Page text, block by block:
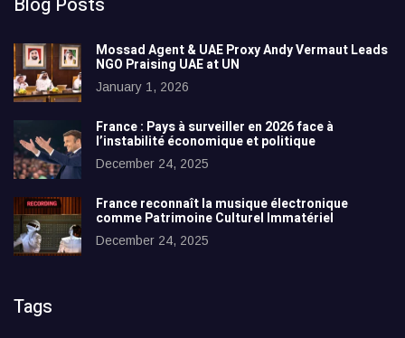
Mossad Agent & UAE Proxy Andy Vermaut Leads
NGO Praising UAE at UN
January 1, 2026
France : Pays à surveiller en 2026 face à
l’instabilité économique et politique
December 24, 2025
France reconnaît la musique électronique
comme Patrimoine Culturel Immatériel
December 24, 2025
Tags